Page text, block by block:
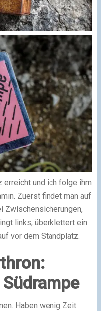
erreicht und ich folge ihm
Zuerst findet man auf
Zwischensicherungen,
links, überklettert ein
vor dem Standplatz.
Haben wenig Zeit